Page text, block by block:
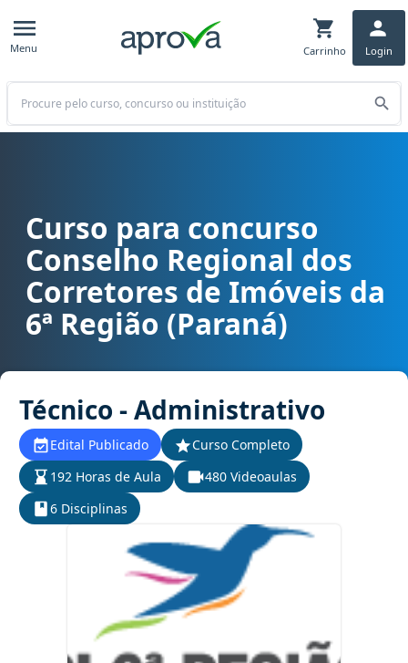
Menu Carrinho Login
Buscar
Curso para concurso CRECI 6 (PR) - Conselho Regional dos
Curso para concurso
Conselho Regional dos
Corretores de Imóveis da
6ª Região (Paraná)
Técnico - Administrativo
Edital Publicado
Curso Completo
192 Horas de Aula
480 Videoaulas
6 Disciplinas